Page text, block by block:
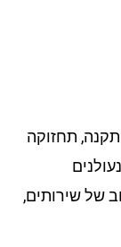
תחזוקה
שירותים,